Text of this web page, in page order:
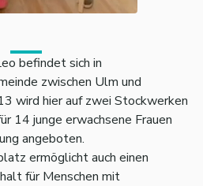
befindet sich in
zwischen Ulm und
wird hier auf zwei Stockwerken
14 junge erwachsene Frauen
angeboten.
ermöglicht auch einen
für Menschen mit